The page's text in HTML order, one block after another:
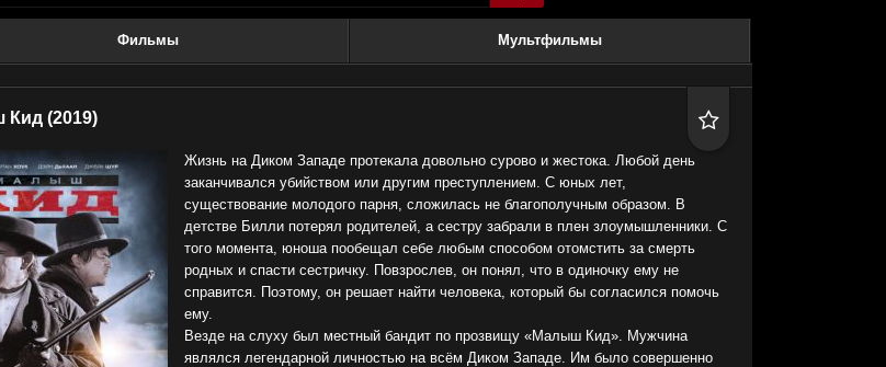
Фильмы Мультфильмы
Кид (2019) 
Жизнь на Диком Западе протекала довольно сурово и жестока. Любой день
заканчивался убийством или другим преступлением. С юных лет,
существование молодого парня, сложилась не благополучным образом. В
детстве Билли потерял родителей, а сестру забрали в плен злоумышленники. С
того момента, юноша пообещал себе любым способом отомстить за смерть
родных и спасти сестричку. Повзрослев, он понял, что в одиночку ему не
справится. Поэтому, он решает найти человека, который бы согласился помочь
ему.
Везде на слуху был местный бандит по прозвищу «Малыш Кид». Мужчина
являлся легендарной личностью на всём Диком Западе. Им было совершенно